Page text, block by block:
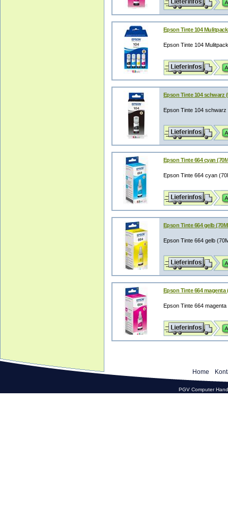
Epson Tinte 104 Mulitpack
Epson Tinte 104
Epson Tinte 104 schwarz
Epson Tinte 104
Epson Tinte 664 cyan
Epson Tinte 664 cyan
Epson Tinte 664 gelb
Epson Tinte 664 gelb
Epson Tinte 664 magenta
Epson Tinte 664
Home
PGV Computer